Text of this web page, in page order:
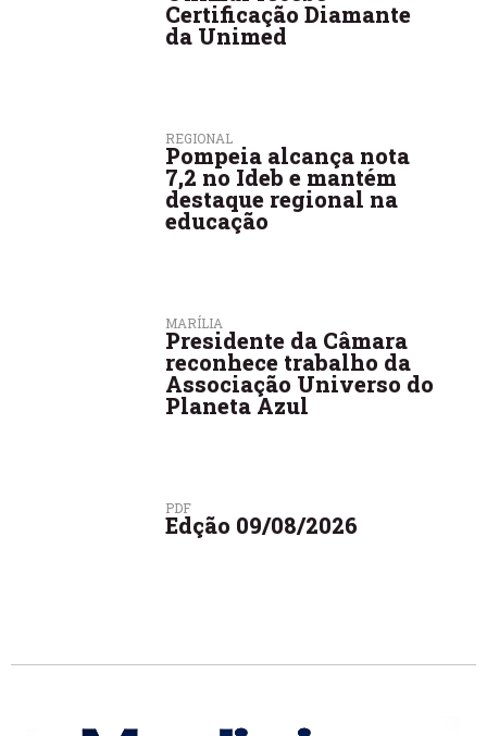
Certificação Diamante
da Unimed
REGIONAL
Pompeia alcança nota
7,2 no Ideb e mantém
destaque regional na
educação
MARÍLIA
Presidente da Câmara
reconhece trabalho da
Associação Universo do
Planeta Azul
PDF
Edção 09/08/2026